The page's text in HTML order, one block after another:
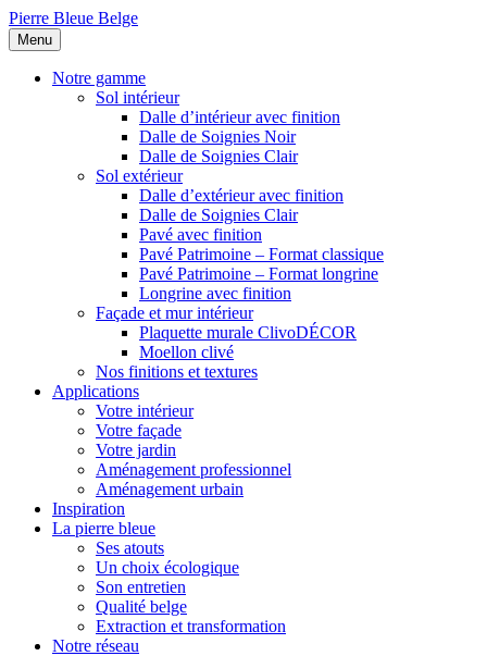
Pierre Bleue Belge
Menu
Notre gamme
Sol intérieur
Dalle d’intérieur avec finition
Dalle de Soignies Noir
Dalle de Soignies Clair
Sol extérieur
Dalle d’extérieur avec finition
Dalle de Soignies Clair
Pavé avec finition
Pavé Patrimoine – Format classique
Pavé Patrimoine – Format longrine
Longrine avec finition
Façade et mur intérieur
Plaquette murale ClivoDÉCOR
Moellon clivé
Nos finitions et textures
Applications
Votre intérieur
Votre façade
Votre jardin
Aménagement professionnel
Aménagement urbain
Inspiration
La pierre bleue
Ses atouts
Un choix écologique
Son entretien
Qualité belge
Extraction et transformation
Notre réseau